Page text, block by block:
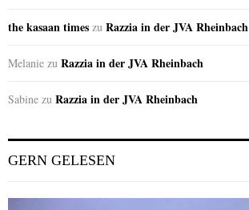
the kasaan times zu Razzia in der JVA Rheinbach
Melanie zu Razzia in der JVA Rheinbach
Sabine zu Razzia in der JVA Rheinbach
GERN GELESEN